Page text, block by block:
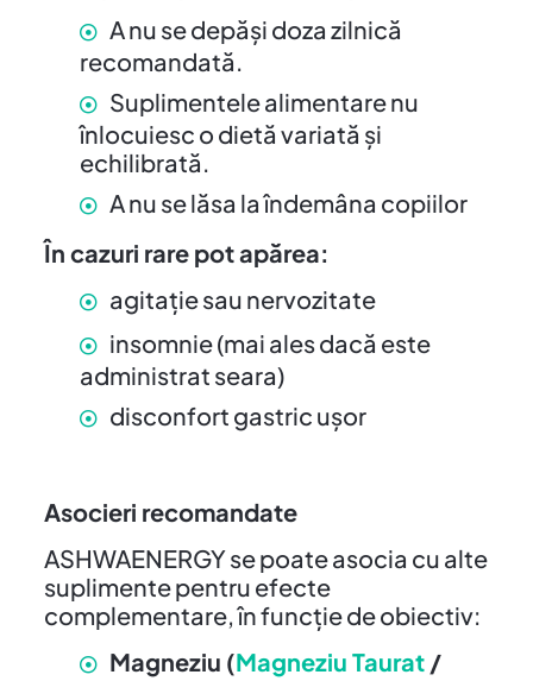
A nu se depăși doza zilnică
recomandată.
Suplimentele alimentare nu
înlocuiesc o dietă variată și
echilibrată.
A nu se lăsa la îndemâna copiilor
În cazuri rare pot apărea:
agitație sau nervozitate
insomnie (mai ales dacă este
administrat seara)
disconfort gastric ușor
Asocieri recomandate
ASHWAENERGY se poate asocia cu alte
suplimente pentru efecte
complementare, în funcție de obiectiv:
Magneziu (Magneziu Taurat/